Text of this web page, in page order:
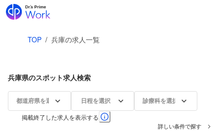
TOP / 兵庫の求人一覧
兵庫県のスポット求人検索
都道府県を選択 日程を選択 診療科を選択
掲載終了した求人を表示する
詳しい条件で探す